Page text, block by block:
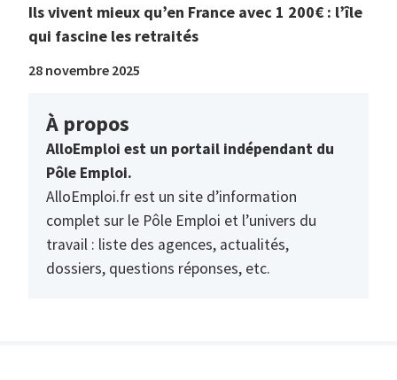
Ils vivent mieux qu’en France avec 1 200€ : l’île
qui fascine les retraités
28 novembre 2025
À propos
AlloEmploi est un portail indépendant du
Pôle Emploi.
AlloEmploi.fr est un site d’information
complet sur le Pôle Emploi et l’univers du
travail : liste des agences, actualités,
dossiers, questions réponses, etc.